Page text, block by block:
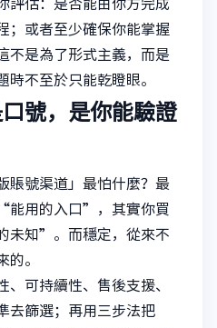
評估：是否能由你方完成
；或者至少確保你能掌握
不是為了形式主義，而是
時不至於只能乾瞪眼。
號，是你能驗證
賬號渠道」最怕什麼？最
能用的入口”，其實你買
未知”。而穩定，從來不
。
、可持續性、售後支援、
去篩選；再用三步法把